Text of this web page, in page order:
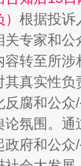
根据投诉
关专家和
容转至所
真实性负
反腐和公
论氛围。
政府和公